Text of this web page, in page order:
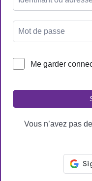
Me garder
Vous n’avez pas